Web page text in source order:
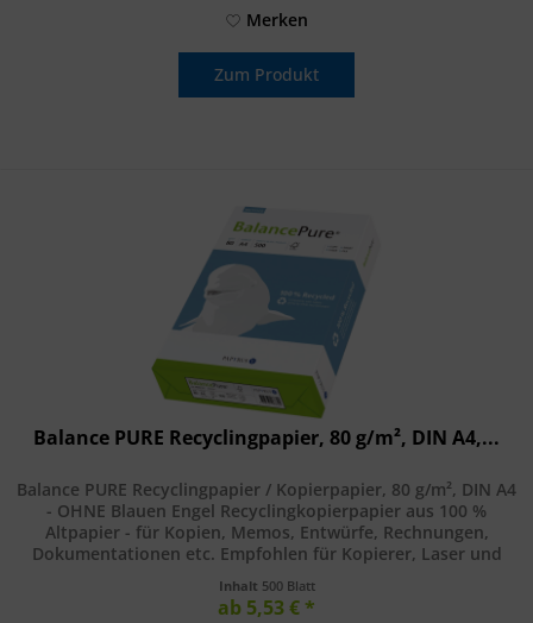
Merken
Zum Produkt
Balance PURE Recyclingpapier, 80 g/m², DIN A4,...
Balance PURE Recyclingpapier / Kopierpapier, 80 g/m², DIN A4
- OHNE Blauen Engel Recyclingkopierpapier aus 100 %
Altpapier - für Kopien, Memos, Entwürfe, Rechnungen,
Dokumentationen etc. Empfohlen für Kopierer, Laser und
Inhalt 500 Blatt
ab 5,53 € *